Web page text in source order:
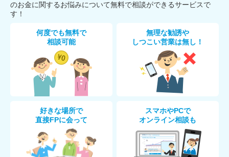
のお金に関するお悩みについて無料で相談ができるサービスで
す！
何度でも無料で
相談可能
無理な勧誘や
しつこい営業は無し！
好きな場所で
直接FPに会って
スマホやPCで
オンライン相談も